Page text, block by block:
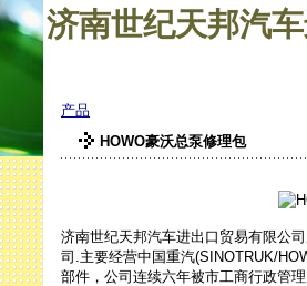
济南世纪天邦汽
产品
HOWO豪沃总泵修理包
济南世纪天邦汽车进出口贸易有限公
司.主要经营中国重汽(SINOTRUK/
部件，公司连续六年被市工商行政管